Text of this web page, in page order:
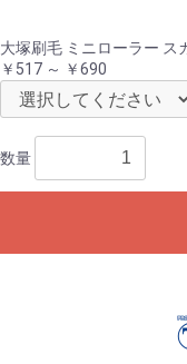
大塚刷毛 ミニローラー ス
￥517 ～ ￥690
数量